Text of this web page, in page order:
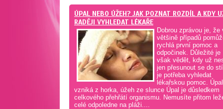
ÚPAL NEBO ÚŽEH? JAK POZNAT ROZDÍL A KDY
RADĚJI VYHLEDAT LÉKAŘE
Dobrou zprávou je, že
většině případů
rychlá první pomoc a
odpočinek. Důležité je
však vědět, kdy už
jen přesunout se do
je potřeba vyhledat
lékařskou pomoc. Úpal
vzniká z horka, úžeh ze slunce Úpal je důsledkem
celkového přehřátí organismu. Nemusíte přitom
celé odpoledne na pláži....